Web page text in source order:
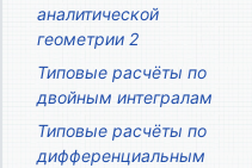
аналитической
геометрии 2
Типовые расчёты по
двойным интегралам
Типовые расчёты по
дифференциальным